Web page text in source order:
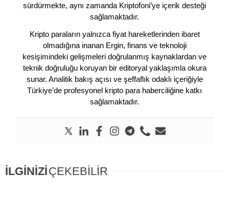
sürdürmekte, aynı zamanda Kriptofoni’ye içerik desteği
sağlamaktadır.
Kripto paraların yalnızca fiyat hareketlerinden ibaret
olmadığına inanan Ergin, finans ve teknoloji
kesişimindeki gelişmeleri doğrulanmış kaynaklardan ve
teknik doğruluğu koruyan bir editoryal yaklaşımla okura
sunar. Analitik bakış açısı ve şeffaflık odaklı içeriğiyle
Türkiye’de profesyonel kripto para haberciliğine katkı
sağlamaktadır.
İLGİNİZİÇEKEBİLİR